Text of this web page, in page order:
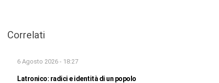
Correlati
6 Agosto 2026 - 18:27
Latronico: radici e identità di un popolo